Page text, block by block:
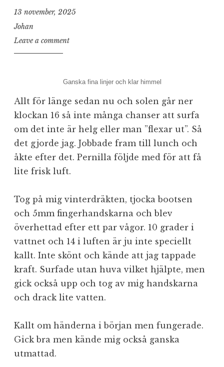
13 november, 2025
Johan
Leave a comment
Ganska fina linjer och klar himmel
Allt för länge sedan nu och solen går ner
klockan 16 så inte många chanser att surfa
om det inte är helg eller man ”flexar ut”. Så
det gjorde jag. Jobbade fram till lunch och
åkte efter det. Pernilla följde med för att få
lite frisk luft.
Tog på mig vinterdräkten, tjocka bootsen
och 5mm fingerhandskarna och blev
överhettad efter ett par vågor. 10 grader i
vattnet och 14 i luften är ju inte speciellt
kallt. Inte skönt och kände att jag tappade
kraft. Surfade utan huva vilket hjälpte, men
gick också upp och tog av mig handskarna
och drack lite vatten.
Kallt om händerna i början men fungerade.
Gick bra men kände mig också ganska
utmattad.